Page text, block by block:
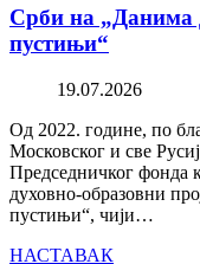
Срби на „Данима
пустињи“
19.07.2026
Од 2022. године, по
Московског и све
Председничког фонда
духовно-образовни
пустињи“, чији…
НАСТАВАК